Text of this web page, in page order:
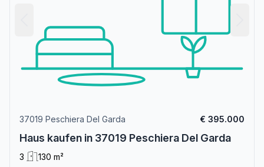
37019 Peschiera Del Garda € 395.000
Haus kaufen in 37019 Peschiera Del Garda
3
130 m²